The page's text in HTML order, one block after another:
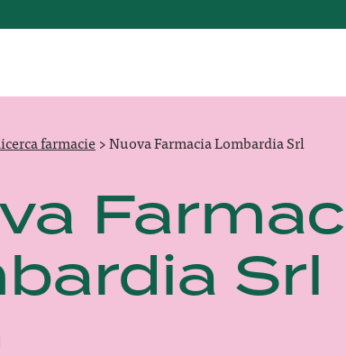
farmacie>Nuova Farmacia Lombardia Srl
Srl